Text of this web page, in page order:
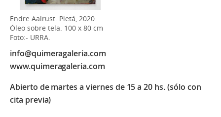
Endre Aalrust. Pietá, 2020.
Óleo sobre tela. 100 x 80 cm
Foto:- URRA.
info@quimeragaleria.com
www.quimeragaleria.com
Abierto de martes a viernes de 15 a 20 hs. (sólo con
cita previa)